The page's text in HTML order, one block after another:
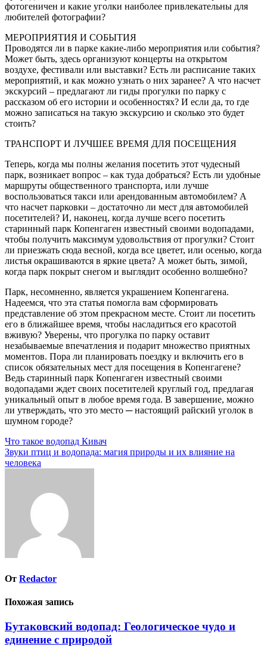
фотогеничен и какие уголки наиболее привлекательны для
любителей фотографии?
МЕРОПРИЯТИЯ И СОБЫТИЯ
Проводятся ли в парке какие-либо мероприятия или события?
Может быть, здесь организуют концерты на открытом
воздухе, фестивали или выставки? Есть ли расписание таких
мероприятий, и как можно узнать о них заранее? А что насчет
экскурсий – предлагают ли гиды прогулки по парку с
рассказом об его истории и особенностях? И если да, то где
можно записаться на такую экскурсию и сколько это будет
стоить?
ТРАНСПОРТ И ЛУЧШЕЕ ВРЕМЯ ДЛЯ ПОСЕЩЕНИЯ
Теперь, когда мы полны желания посетить этот чудесный
парк, возникает вопрос – как туда добраться? Есть ли удобные
маршруты общественного транспорта, или лучше
воспользоваться такси или арендованным автомобилем? А
что насчет парковки – достаточно ли мест для автомобилей
посетителей? И, наконец, когда лучше всего посетить
старинный парк Копенгаген известный своими водопадами,
чтобы получить максимум удовольствия от прогулки? Стоит
ли приезжать сюда весной, когда все цветет, или осенью, когда
листья окрашиваются в яркие цвета? А может быть, зимой,
когда парк покрыт снегом и выглядит особенно волшебно?
Парк, несомненно, является украшением Копенгагена.
Надеемся, что эта статья помогла вам сформировать
представление об этом прекрасном месте. Стоит ли посетить
его в ближайшее время, чтобы насладиться его красотой
вживую? Уверены, что прогулка по парку оставит
незабываемые впечатления и подарит множество приятных
моментов. Пора ли планировать поездку и включить его в
список обязательных мест для посещения в Копенгагене?
Ведь старинный парк Копенгаген известный своими
водопадами ждет своих посетителей круглый год, предлагая
уникальный опыт в любое время года. В завершение, можно
ли утверждать, что это место ─ настоящий райский уголок в
шумном городе?
Навигация
по
Что такое водопад Кивач
Звуки птиц и водопада: магия природы и их влияние на
человека
От Redactor
Похожая запись
Бутаковский водопад: Геологическое чудо и
единение с природой